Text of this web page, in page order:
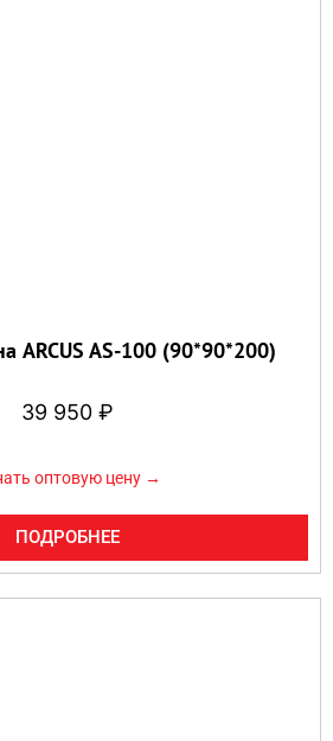
ARCUS AS-100 (90*90*200)
39 950 ₽
оптовую цену →
ПОДРОБНЕЕ